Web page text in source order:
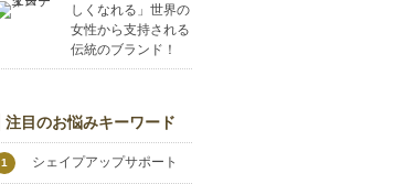
しくなれる」世界の
女性から支持される
伝統のブランド！
注目のお悩みキーワード
1 シェイプアップサポート